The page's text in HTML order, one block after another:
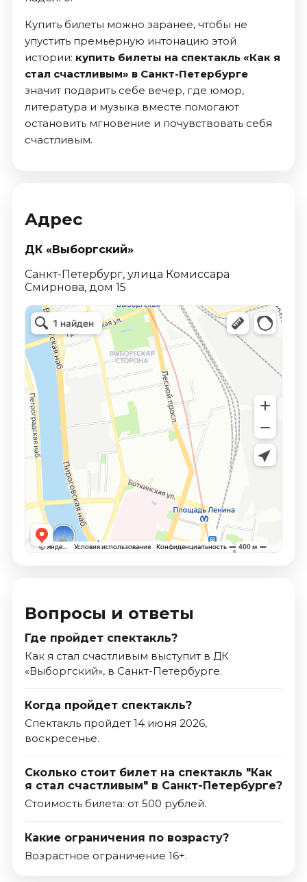
Купить билеты можно заранее, чтобы не
упустить премьерную интонацию этой
истории: купить билеты на спектакль «Как я
стал счастливым» в Санкт-Петербурге
значит подарить себе вечер, где юмор,
литература и музыка вместе помогают
остановить мгновение и почувствовать себя
счастливым.
Адрес
ДК «Выборгский»
Санкт-Петербург, улица Комиссара
Смирнова, дом 15
Вопросы и ответы
Где пройдет спектакль?
Как я стал счастливым выступит в ДК
«Выборгский», в Санкт-Петербурге.
Когда пройдет спектакль?
Спектакль пройдет 14 июня 2026,
воскресенье.
Сколько стоит билет на спектакль "Как
я стал счастливым" в Санкт-Петербурге?
Стоимость билета: от 500 рублей.
Какие ограничения по возрасту?
Возрастное ограничение 16+.